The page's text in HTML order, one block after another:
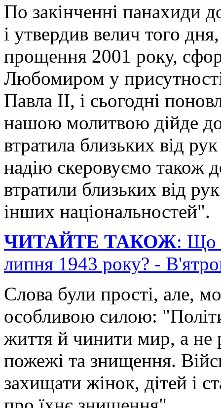
По закінченні панахиди
і утвердив велич того
прощення 2001 року,
Любомиром у
Павла ІІ, і сьогодні
нашою молитвою дійде
втратила близьких від
надію скеровуємо також
втратили близьких від
інших національностей".
ЧИТАЙТЕ ТАКОЖ: Що
липня 1943 року? -
Слова були прості, але,
особливою силою:
життя й чинити мир, а не
пожежі та знищення.
захищати жінок, дітей і